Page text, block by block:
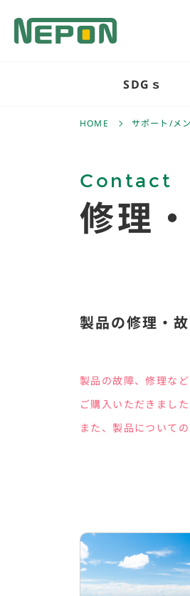
SDGｓ
HOME サポート/メ
Contact
修理
製品の修理・
製品の故障、修理な
ご購入いただきまし
また、製品について